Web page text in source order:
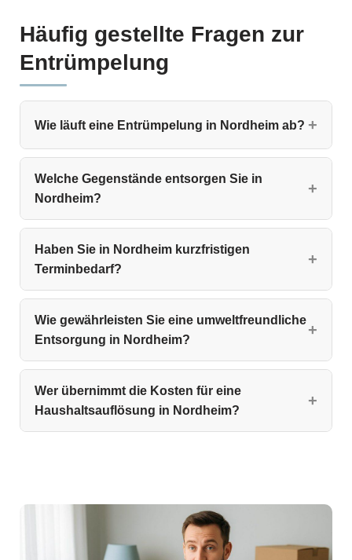
Häufig gestellte Fragen zur
Entrümpelung
Wie läuft eine Entrümpelung in Nordheim ab?
Welche Gegenstände entsorgen Sie in
Nordheim?
Haben Sie in Nordheim kurzfristigen
Terminbedarf?
Wie gewährleisten Sie eine umweltfreundliche
Entsorgung in Nordheim?
Wer übernimmt die Kosten für eine
Haushaltsauflösung in Nordheim?